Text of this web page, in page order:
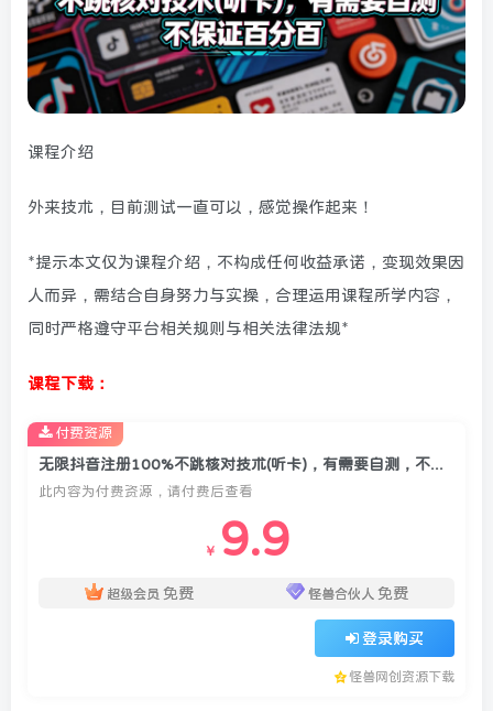
课程介绍
外来技术，目前测试一直可以，感觉操作起来！
*提示本文仅为课程介绍，不构成任何收益承诺，变现效果因
人而异，需结合自身努力与实操，合理运用课程所学内容，
同时严格遵守平台相关规则与相关法律法规*
课程下载：
此内容为付费资源，请付费后查看
￥ 9.9
超级会员 免费 怪兽合伙人 免费
登录购买
怪兽网创资源下载
付费资源